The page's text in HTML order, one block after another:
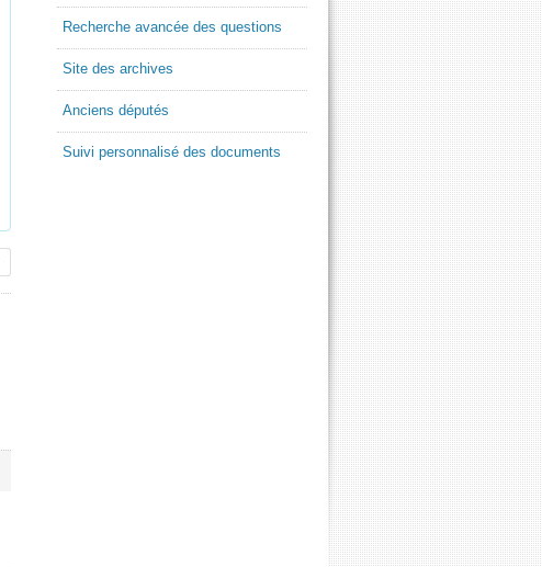
Recherche avancée des questions
Site des archives
Anciens députés
Suivi personnalisé des documents